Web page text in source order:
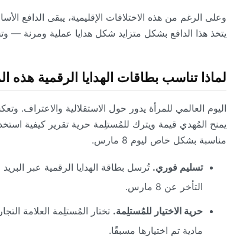
يتخذ هذا الدافع بشكل متزايد شكل هدايا عملية ومرنة —
لماذا تناسب بطاقات الهدايا الرقمية هذه
اليوم العالمي للمرأة يدور حول الاستقلالية والاعتراف.
يمنح المُهدي قيمة ويترك للمُستلِمة حرية تقرير كيفية
مناسبة بشكل خاص ليوم 8 مارس.
تسليم فوري. تُرسل بطاقة الهدايا الرقمية عبر
التأخر عن 8 مارس.
حرية الاختيار للمُستلِمة. تختار المُستلِمة العلامة
مادية تم اختيارها مسبقًا.